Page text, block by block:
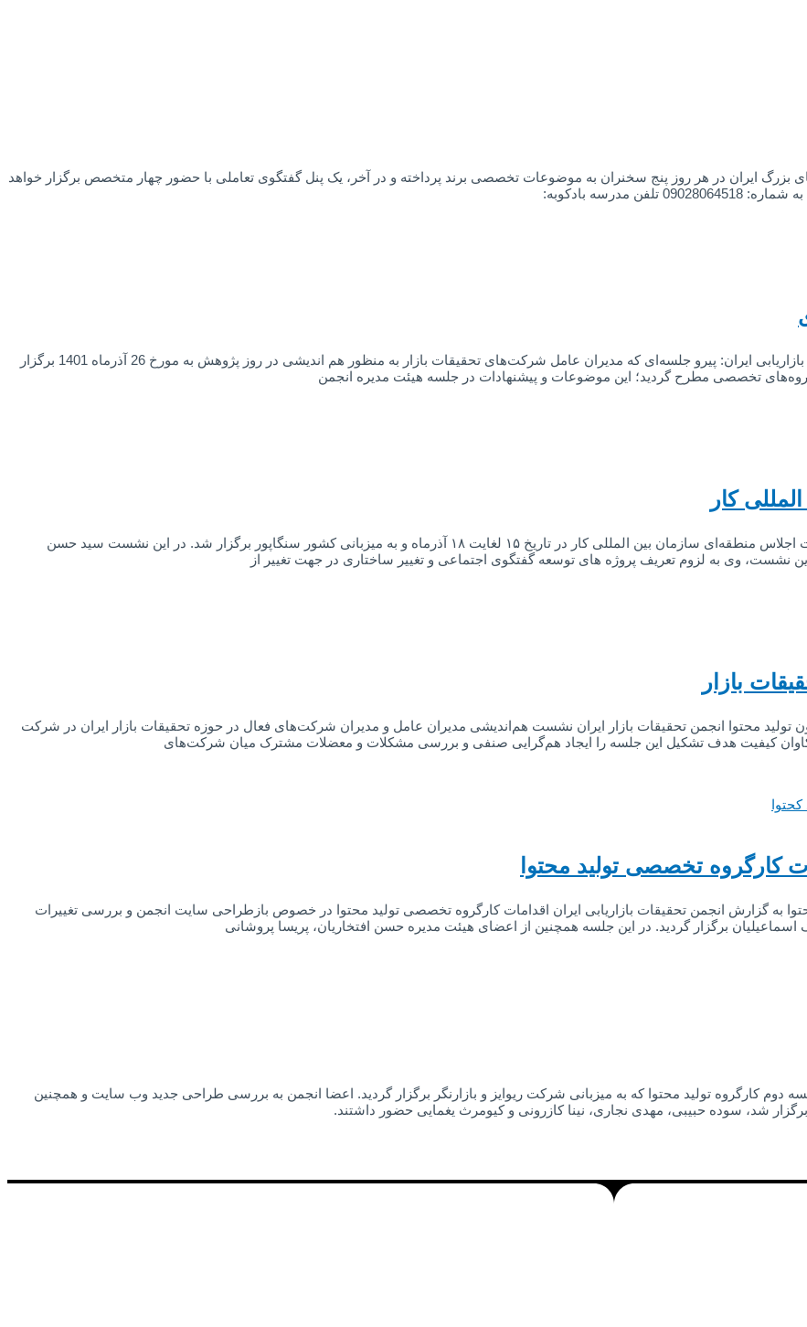
و برندینگ” با حضور بیش از 100 مدیر ارشد برندهای بزرگ ایران در هر روز پنج سخنران به موضوعات تخصصی برند پرداخته و در آخر، یک پنل گفتگوی تعاملی با حضور چهار متخصص برگزار خواهد
آغاز به کار کمیسیون‌های آموزش و قیمت‌گذاری به گزارش انجمن تحقیقات بازاریابی ایران: پیرو جلسه‌ای که مدیران عامل شرکت‌های تحقیقات بازار به منظور هم اندیشی در روز پژوهش به مورخ 26 آذرماه 1401 برگزار
تخصصی مطرح گردید؛ این موضوعات و پیشنهادات در جلسه هیئت مدیره انجمن
کار
اجلاس منطقه‌ای آسیا و اقیانوسیه سازمان بین المللی کار هفدهمین نشست اجلاس منطقه‌ای سازمان بین المللی کار در تاریخ ۱۵ لغایت ۱۸ آذرماه و به میزبانی کشور سنگاپور برگزار شد. در این نشست سید حسن
نشست، وی به لزوم تعريف پروژه های توسعه گفتگوی اجتماعی و تغيير ساختاری در جهت تغيير از
بازار
محتوا انجمن تحقیقات بازار ایران نشست هم‌اندیشی مدیران عامل و مدیران شرکت‌های فعال در حوزه تحقیقات بازار ایران در شرکت
تخصصی تولید محتوا
به گزارش انجمن تحقیقات بازاریابی ایران اقدامات کارگروه تخصصی تولید محتوا در خصوص بازطراحی سایت انجمن و بررسی تغییرات
دوم کارگروه تولید محتوا که به میزبانی شرکت ریوایز و بازارنگر برگزار گردید. اعضا انجمن به بررسی طراحی جدید وب سایت و همچنین
شد، سوده حبیبی، مهدی نجاری، نینا کازرونی و کیومرث یغمایی حضور داشتند.